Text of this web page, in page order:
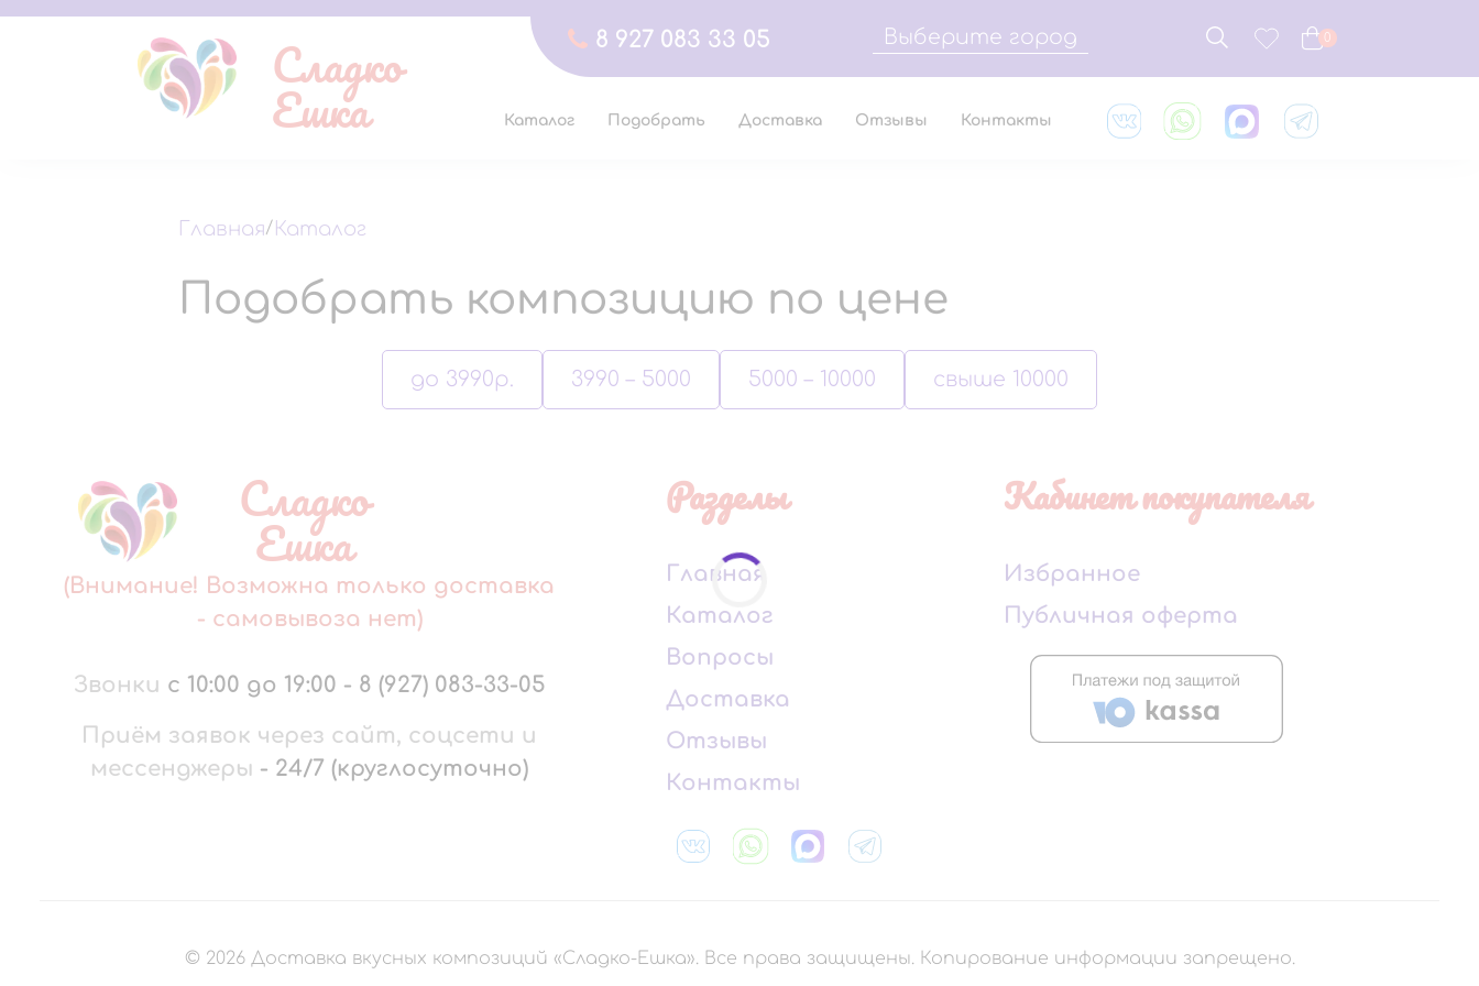
8 927 083 33 05 Выберите город 0
Сладко
Ешка Каталог Подобрать Доставка Отзывы Контакты
Главная/ Каталог
Подобрать композицию по цене
до 3990р. 3990 – 5000 5000 – 10000 свыше 10000
Сладко
Ешка
(Внимание! Возможна только доставка
- самовывоза нет)
Звонки с 10:00 до 19:00 - 8 (927) 083-33-05
Приём заявок через сайт, соцсети и
мессенджеры - 24/7 (круглосуточно)
Разделы
Главная
Каталог
Вопросы
Доставка
Отзывы
Контакты
Кабинет покупателя
Избранное
Публичная оферта
© 2026Доставка вкусных композиций «Сладко-Ешка». Все права защищены. Копирование информации запрещено.